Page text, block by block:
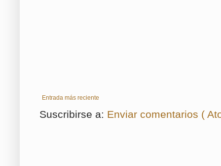
Entrada más reciente
Suscribirse a: Enviar comentarios (